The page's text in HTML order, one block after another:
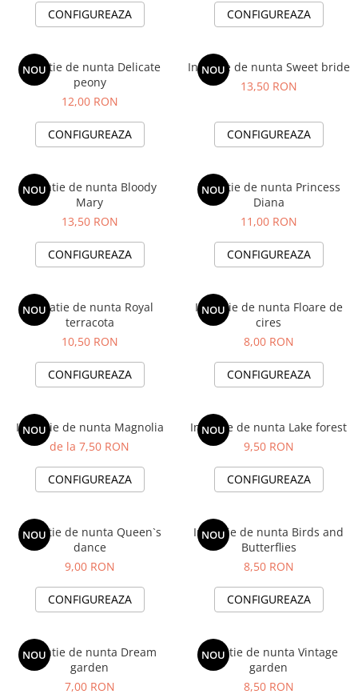
Plicuri pentru bani Botez
Accesorii și decor botez
Lumânări botez
Mărturii botez
Pahare botez
Toppers Candy bar
Etichete marturii botez
CONFIGUREAZA CONFIGUREAZA
NOU
Invitatie de nunta Delicate
peony
12,00 RON
CONFIGUREAZA
NOU
Invitatie de nunta Sweet bride
13,50 RON
CONFIGUREAZA
NOU
Invitatie de nunta Bloody
Mary
13,50 RON
CONFIGUREAZA
NOU
Invitatie de nunta Princess
Diana
11,00 RON
CONFIGUREAZA
NOU
Invitatie de nunta Royal
terracota
10,50 RON
CONFIGUREAZA
NOU
Invitatie de nunta Floare de
cires
8,00 RON
CONFIGUREAZA
NOU
Invitatie de nunta Magnolia
de la 7,50 RON
CONFIGUREAZA
NOU
Invitatie de nunta Lake forest
9,50 RON
CONFIGUREAZA
NOU
Invitatie de nunta Queen`s
dance
9,00 RON
CONFIGUREAZA
NOU
Invitatie de nunta Birds and
Butterflies
8,50 RON
CONFIGUREAZA
NOU
Invitatie de nunta Dream
garden
7,00 RON
NOU
Invitatie de nunta Vintage
garden
8,50 RON